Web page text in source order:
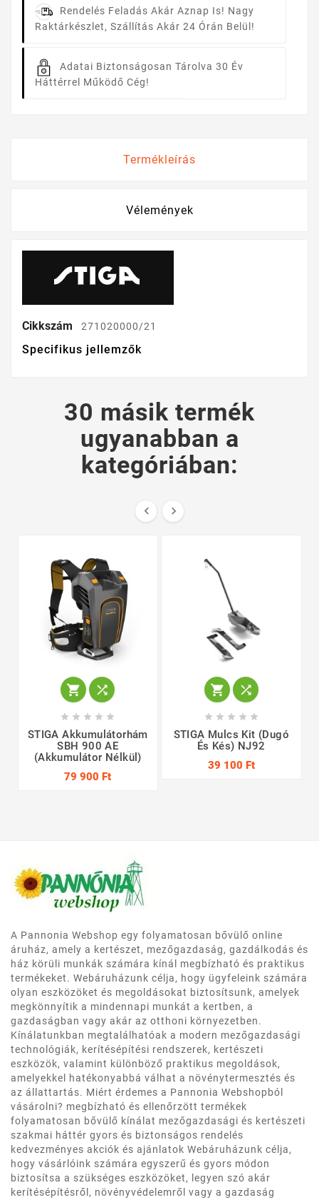
Rendelés Feladás Akár Aznap Is! Nagy
Raktárkészlet, Szállítás Akár 24 Órán Belül!
Adatai Biztonságosan Tárolva 30 Év
Háttérrel Működő Cég!
Termékleírás
Vélemények
Cikkszám 271020000/21
Specifikus jellemzők
30 másik termék
ugyanabban a
kategóriában:
 
 
    
STIGA Akkumulátorhám
SBH 900 AE
(akkumulátor Nélkül)
79 900 Ft
 
    
STIGA Mulcs Kit (dugó
És Kés) NJ92
39 100 Ft
A Pannonia Webshop egy folyamatosan bővülő online
áruház, amely a kertészet, mezőgazdaság, gazdálkodás és
ház körüli munkák számára kínál megbízható és praktikus
termékeket. Webáruházunk célja, hogy ügyfeleink számára
olyan eszközöket és megoldásokat biztosítsunk, amelyek
megkönnyítik a mindennapi munkát a kertben, a
gazdaságban vagy akár az otthoni környezetben.
Kínálatunkban megtalálhatóak a modern mezőgazdasági
technológiák, kerítésépítési rendszerek, kertészeti
eszközök, valamint különböző praktikus megoldások,
amelyekkel hatékonyabbá válhat a növénytermesztés és
az állattartás. Miért érdemes a Pannonia Webshopból
vásárolni? megbízható és ellenőrzött termékek
folyamatosan bővülő kínálat mezőgazdasági és kertészeti
szakmai háttér gyors és biztonságos rendelés
kedvezményes akciók és ajánlatok Webáruházunk célja,
hogy vásárlóink számára egyszerű és gyors módon
biztosítsa a szükséges eszközöket, legyen szó akár
kerítésépítésről, növényvédelemről vagy a gazdaság